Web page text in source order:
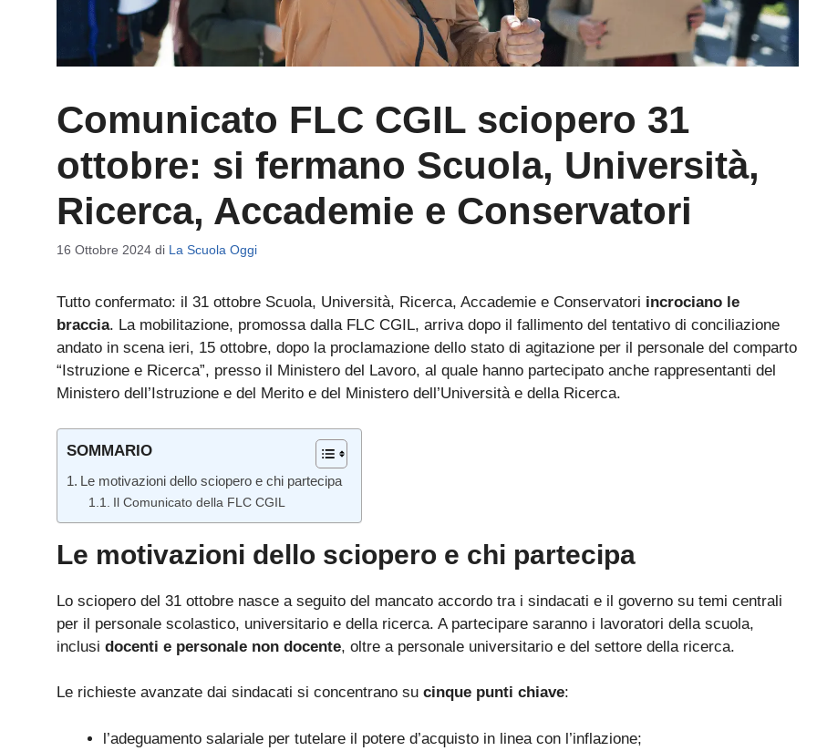
Comunicato FLC CGIL sciopero 31
ottobre: si fermano Scuola, Università,
Ricerca, Accademie e Conservatori
16 Ottobre 2024 di La Scuola Oggi
Tutto confermato: il 31 ottobre Scuola, Università, Ricerca, Accademie e Conservatori incrociano le
braccia. La mobilitazione, promossa dalla FLC CGIL, arriva dopo il fallimento del tentativo di conciliazione
andato in scena ieri, 15 ottobre, dopo la proclamazione dello stato di agitazione per il personale del comparto
“Istruzione e Ricerca”, presso il Ministero del Lavoro, al quale hanno partecipato anche rappresentanti del
Ministero dell’Istruzione e del Merito e del Ministero dell’Università e della Ricerca.
SOMMARIO
Le motivazioni dello sciopero e chi partecipa
Il Comunicato della FLC CGIL
Le motivazioni dello sciopero e chi partecipa
Lo sciopero del 31 ottobre nasce a seguito del mancato accordo tra i sindacati e il governo su temi centrali
per il personale scolastico, universitario e della ricerca. A partecipare saranno i lavoratori della scuola,
inclusi docenti e personale non docente, oltre a personale universitario e del settore della ricerca.
Le richieste avanzate dai sindacati si concentrano su cinque punti chiave:
l’adeguamento salariale per tutelare il potere d’acquisto in linea con l’inflazione;